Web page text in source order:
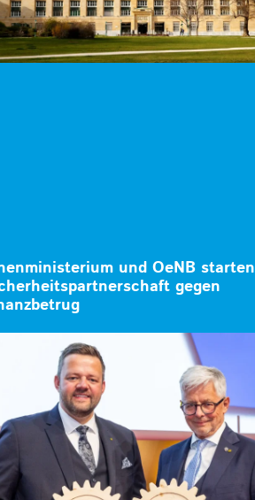
und OeNB starten
gegen